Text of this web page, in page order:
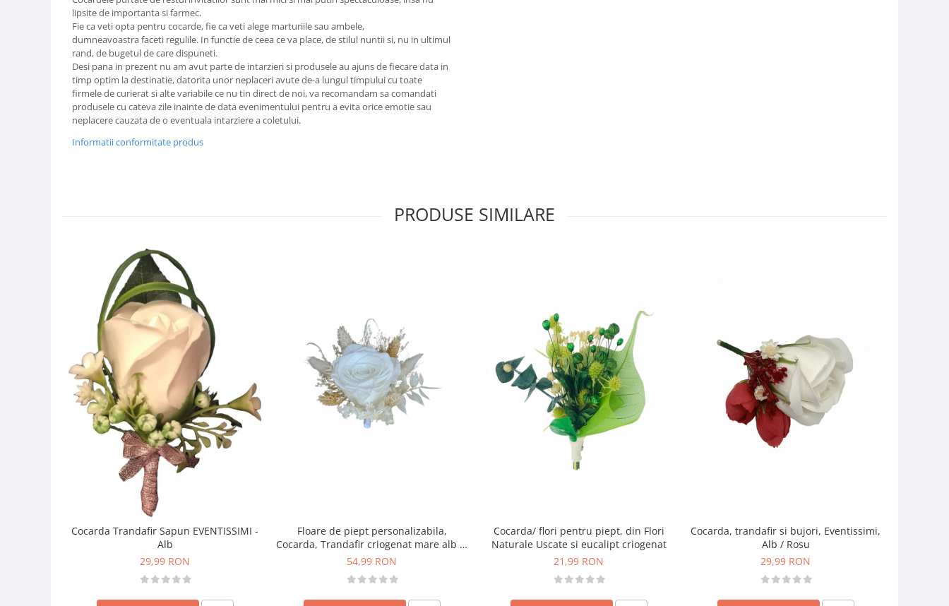
lipsite de importanta si farmec.
Fie ca veti opta pentru cocarde, fie ca veti alege marturiile sau ambele,
dumneavoastra faceti regulile. In functie de ceea ce va place, de stilul nuntii si, nu in ultimul
rand, de bugetul de care dispuneti.
Desi pana in prezent nu am avut parte de intarzieri si produsele au ajuns de fiecare data in
timp optim la destinatie, datorita unor neplaceri avute de-a lungul timpului cu toate
firmele de curierat si alte variabile ce nu tin direct de noi, va recomandam sa comandati
produsele cu cateva zile inainte de data evenimentului pentru a evita orice emotie sau
neplacere cauzata de o eventuala intarziere a coletului.
Informatii conformitate produs
PRODUSE SIMILARE
Cocarda Trandafir Sapun EVENTISSIMI -
Alb
29,99 RON
Floare de piept personalizabila,
Cocarda, Trandafir criogenat mare alb si
Plante naturale uscate
54,99 RON
Cocarda/ flori pentru piept, din Flori
Naturale Uscate si eucalipt criogenat
21,99 RON
Cocarda, trandafir si bujori, Eventissimi,
Alb / Rosu
29,99 RON